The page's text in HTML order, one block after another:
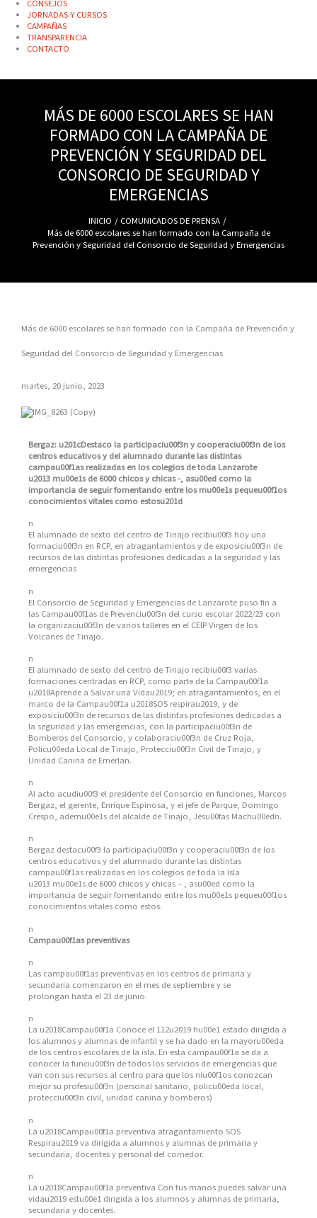
CONSEJOS
JORNADAS Y CURSOS
CAMPAÑAS
TRANSPARENCIA
CONTACTO
MÁS DE 6000 ESCOLARES SE HAN
FORMADO CON LA CAMPAÑA DE
PREVENCIÓN Y SEGURIDAD DEL
CONSORCIO DE SEGURIDAD Y
EMERGENCIAS
INICIO
COMUNICADOS DE PRENSA
Más de 6000 escolares se han formado con la Campaña de
Prevención y Seguridad del Consorcio de Seguridad y Emergencias
Más de 6000 escolares se han formado con la Campaña de Prevención y
Seguridad del Consorcio de Seguridad y Emergencias
martes, 20 junio, 2023
Bergaz: u201cDestaco la participaciu00f3n y cooperaciu00f3n de los
centros educativos y del alumnado durante las distintas
campau00f1as realizadas en los colegios de toda Lanzarote
u2013 mu00e1s de 6000 chicos y chicas -, asu00ed como la
importancia de seguir fomentando entre los mu00e1s pequeu00f1os
conocimientos vitales como estosu201d
n
El alumnado de sexto del centro de Tinajo recibiu00f3 hoy una
formaciu00f3n en RCP, en atragantamientos y de exposiciu00f3n de
recursos de las distintas profesiones dedicadas a la seguridad y las
emergencias
n
El Consorcio de Seguridad y Emergencias de Lanzarote puso fin a
las Campau00f1as de Prevenciu00f3n del curso escolar 2022/23 con
la organizaciu00f3n de varios talleres en el CEIP Virgen de los
Volcanes de Tinajo.
n
El alumnado de sexto del centro de Tinajo recibiu00f3 varias
formaciones centradas en RCP, como parte de la Campau00f1a
u2018Aprende a Salvar una Vidau2019; en atragantamientos, en el
marco de la Campau00f1a u2018SOS respirau2019, y de
exposiciu00f3n de recursos de las distintas profesiones dedicadas a
la seguridad y las emergencias, con la participaciu00f3n de
Bomberos del Consorcio, y colaboraciu00f3n de Cruz Roja,
Policu00eda Local de Tinajo, Protecciu00f3n Civil de Tinajo, y
Unidad Canina de Emerlan.
n
Al acto acudiu00f3 el presidente del Consorcio en funciones, Marcos
Bergaz, el gerente, Enrique Espinosa, y el jefe de Parque, Domingo
Crespo, ademu00e1s del alcalde de Tinajo, Jesu00fas Machu00edn.
n
Bergaz destacu00f3 la participaciu00f3n y cooperaciu00f3n de los
centros educativos y del alumnado durante las distintas
campau00f1as realizadas en los colegios de toda la Isla
u2013 mu00e1s de 6000 chicos y chicas – , asu00ed como la
importancia de seguir fomentando entre los mu00e1s pequeu00f1os
conocimientos vitales como estos.
n
Campau00f1as preventivas
n
Las campau00f1as preventivas en los centros de primaria y
secundaria comenzaron en el mes de septiembre y se
prolongan hasta el 23 de junio.
n
La u2018Campau00f1a Conoce el 112u2019 hu00e1 estado dirigida a
los alumnos y alumnas de infantil y se ha dado en la mayoru00eda
de los centros escolares de la isla. En esta campau00f1a se da a
conocer la funciu00f3n de todos los servicios de emergencias que
van con sus recursos al centro para que los niu00f1os conozcan
mejor su profesiu00f3n (personal sanitario, policu00eda local,
protecciu00f3n civil, unidad canina y bomberos)
n
La u2018Campau00f1a preventiva atragantamiento SOS
Respirau2019 va dirigida a alumnos y alumnas de primaria y
secundaria, docentes y personal del comedor.
n
La u2018Campau00f1a preventiva Con tus manos puedes salvar una
vidau2019 estu00e1 dirigida a los alumnos y alumnas de primaria,
secundaria y docentes.